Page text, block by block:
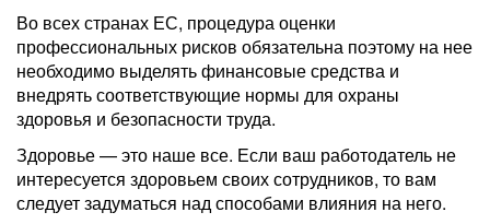
Во всех странах ЕС, процедура оценки
профессиональных рисков обязательна поэтому на нее
необходимо выделять финансовые средства и
внедрять соответствующие нормы для охраны
здоровья и безопасности труда.
Здоровье — это наше все. Если ваш работодатель не
интересуется здоровьем своих сотрудников, то вам
следует задуматься над способами влияния на него.